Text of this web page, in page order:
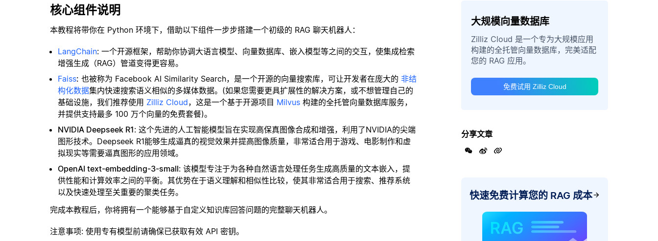
核心组件说明
本教程将带你在 Python 环境下，借助以下组件一步步搭建一个初级的 RAG 聊天机器人：
LangChain: 一个开源框架，帮助你协调大语言模型、向量数据库、嵌入模型等之间的交互，使集成检索
增强生成（RAG）管道变得更容易。
Faiss: 也被称为 Facebook AI Similarity Search，是一个开源的向量搜索库，可让开发者在庞大的 非结
构化数据集内快速搜索语义相似的多媒体数据。(如果您需要更具扩展性的解决方案，或不想管理自己的
基础设施，我们推荐使用 Zilliz Cloud，这是一个基于开源项目 Milvus 构建的全托管向量数据库服务，
并提供支持最多 100 万个向量的免费套餐)。
NVIDIA Deepseek R1: 这个先进的人工智能模型旨在实现高保真图像合成和增强，利用了NVIDIA的尖端
图形技术。Deepseek R1能够生成逼真的视觉效果并提高图像质量，非常适合用于游戏、电影制作和虚
拟现实等需要逼真图形的应用领域。
OpenAI text-embedding-3-small: 该模型专注于为各种自然语言处理任务生成高质量的文本嵌入，提
供性能和计算效率之间的平衡。其优势在于语义理解和相似性比较，使其非常适合用于搜索、推荐系统
以及快速处理至关重要的聚类任务。
完成本教程后，你将拥有一个能够基于自定义知识库回答问题的完整聊天机器人。
注意事项: 使用专有模型前请确保已获取有效 API 密钥。
大规模向量数据库
Zilliz Cloud 是一个专为大规模应用
构建的全托管向量数据库，完美适配
您的 RAG 应用。
免费试用 Zilliz Cloud
分享文章
快速免费计算您的 RAG 成本